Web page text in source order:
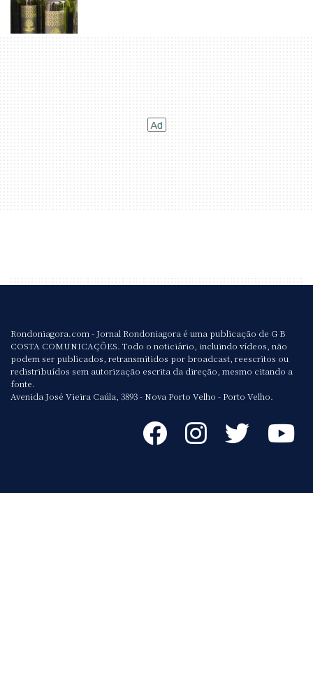
Rondoniagora.com - Jornal Rondoniagora é uma publicação de G B
COSTA COMUNICAÇÕES. Todo o noticiário, incluindo vídeos, não
podem ser publicados, retransmitidos por broadcast, reescritos ou
redistribuídos sem autorização escrita da direção, mesmo citando a
fonte.
Avenida José Vieira Caúla, 3893 - Nova Porto Velho - Porto Velho.